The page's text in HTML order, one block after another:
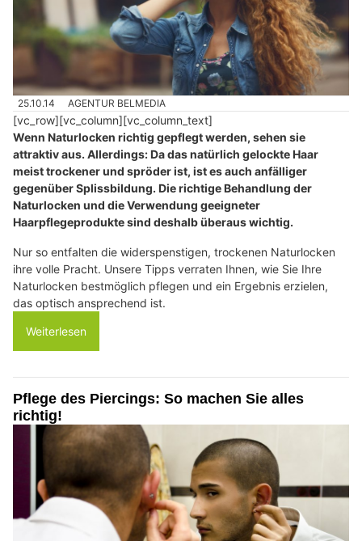
25.10.14 AGENTUR BELMEDIA
[vc_row][vc_column][vc_column_text]
Wenn Naturlocken richtig gepflegt werden, sehen sie
attraktiv aus. Allerdings: Da das natürlich gelockte Haar
meist trockener und spröder ist, ist es auch anfälliger
gegenüber Splissbildung. Die richtige Behandlung der
Naturlocken und die Verwendung geeigneter
Haarpflegeprodukte sind deshalb überaus wichtig.
Nur so entfalten die widerspenstigen, trockenen Naturlocken
ihre volle Pracht. Unsere Tipps verraten Ihnen, wie Sie Ihre
Naturlocken bestmöglich pflegen und ein Ergebnis erzielen,
das optisch ansprechend ist.
Weiterlesen
Pflege des Piercings: So machen Sie alles
richtig!